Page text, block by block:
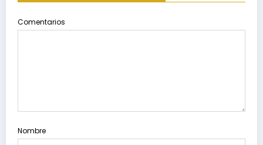
Comentarios
Nombre